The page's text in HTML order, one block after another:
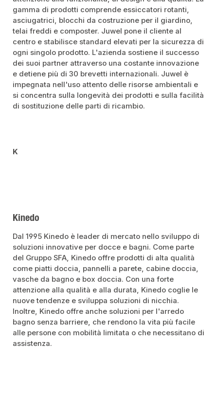
gamma di prodotti comprende essiccatori rotanti,
asciugatrici, blocchi da costruzione per il giardino,
telai freddi e composter. Juwel pone il cliente al
centro e stabilisce standard elevati per la sicurezza di
ogni singolo prodotto. L'azienda sostiene il successo
dei suoi partner attraverso una costante innovazione
e detiene più di 30 brevetti internazionali. Juwel è
impegnata nell'uso attento delle risorse ambientali e
si concentra sulla longevità dei prodotti e sulla facilità
di sostituzione delle parti di ricambio.
K
Kinedo
Dal 1995 Kinedo è leader di mercato nello sviluppo di
soluzioni innovative per docce e bagni. Come parte
del Gruppo SFA, Kinedo offre prodotti di alta qualità
come piatti doccia, pannelli a parete, cabine doccia,
vasche da bagno e box doccia. Con una forte
attenzione alla qualità e alla durata, Kinedo coglie le
nuove tendenze e sviluppa soluzioni di nicchia.
Inoltre, Kinedo offre anche soluzioni per l'arredo
bagno senza barriere, che rendono la vita più facile
alle persone con mobilità limitata o che necessitano di
assistenza.